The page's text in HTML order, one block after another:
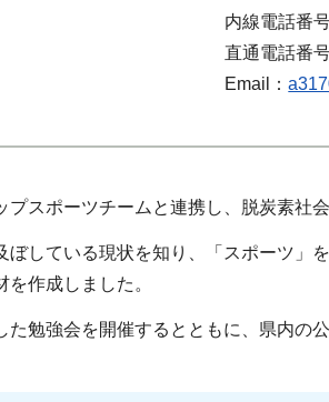
内線電話番
直通電話番
Email：
スポーツチームと連携し、脱炭素社
している現状を知り、「スポーツ」
作成しました。
勉強会を開催するとともに、県内の